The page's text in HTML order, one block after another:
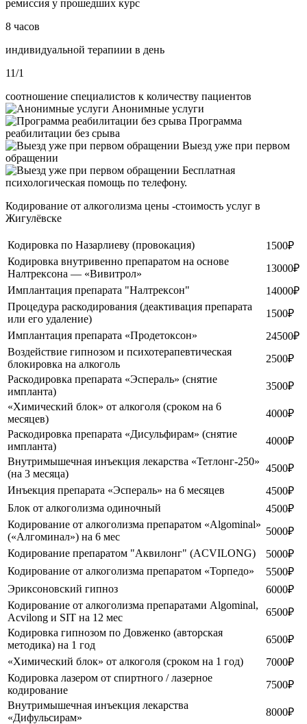
ремиссия у прошедших курс
8 часов
индивидуальной терапиии в день
11/1
соотношение специалистов к количеству пациентов
Анонимные услуги
Программа
реабилитации без срыва
Выезд уже при первом
обращении
Бесплатная
психологическая помощь по телефону.
Кодирование от алкоголизма цены -стоимость услуг в
Жигулёвске
Кодировка по Назарлиеву (провокация)
1500₽
Кодировка внутривенно препаратом на основе
Налтрексона — «Вивитрол»
13000₽
Имплантация препарата "Налтрексон"
14000₽
Процедура раскодирования (деактивация препарата
или его удаление)
1500₽
Имплантация препарата «Продетоксон»
24500₽
Воздействие гипнозом и психотерапевтическая
блокировка на алкоголь
2500₽
Раскодировка препарата «Эспераль» (снятие
импланта)
3500₽
«Химический блок» от алкоголя (сроком на 6
месяцев)
4000₽
Раскодировка препарата «Дисульфирам» (снятие
импланта)
4000₽
Внутримышечная инъекция лекарства «Тетлонг-250»
(на 3 месяца)
4500₽
Инъекция препарата «Эспераль» на 6 месяцев
4500₽
Блок от алкоголизма одиночный
4500₽
Кодирование от алкоголизма препаратом «Algominal»
(«Алгоминал») на 6 мес
5000₽
Кодирование препаратом "Аквилонг" (ACVILONG)
5000₽
Кодирование от алкоголизма препаратом «Торпедо»
5500₽
Эриксоновский гипноз
6000₽
Кодирование от алкоголизма препаратами Algominal,
Acvilong и SIT на 12 мес
6500₽
Кодировка гипнозом по Довженко (авторская
методика) на 1 год
6500₽
«Химический блок» от алкоголя (сроком на 1 год)
7000₽
Кодировка лазером от спиртного / лазерное
кодирование
7500₽
Внутримышечная инъекция лекарства
«Дифульсирам»
8000₽